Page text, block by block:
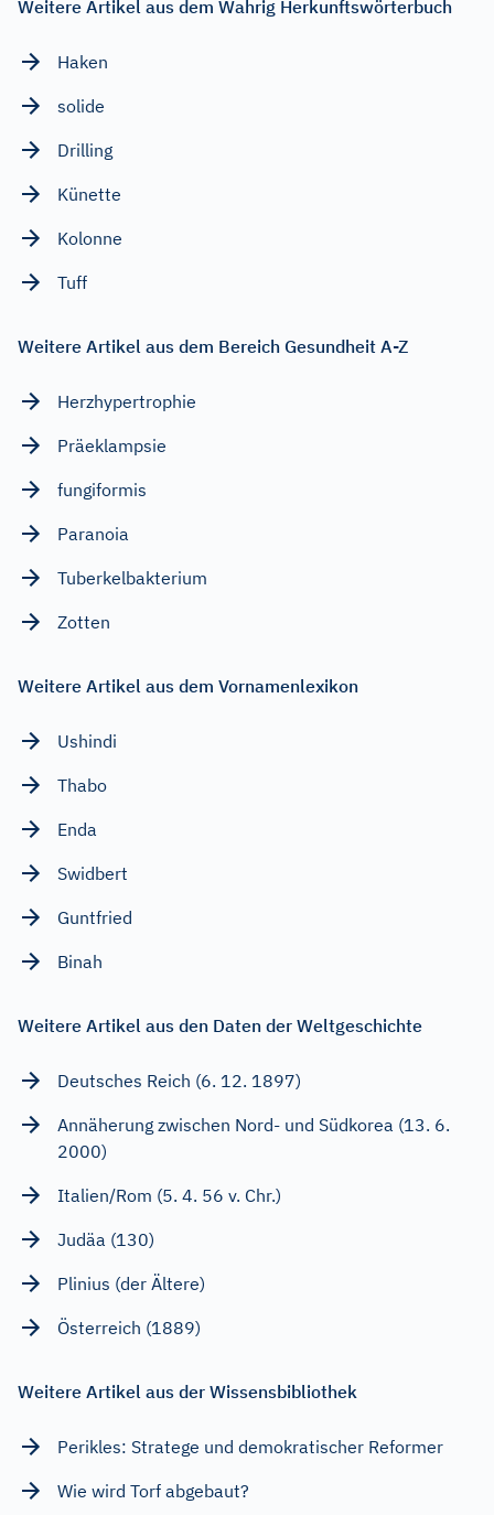
Weitere Artikel aus dem Wahrig Herkunftswörterbuch
Haken
solide
Drilling
Künette
Kolonne
Tuff
Weitere Artikel aus dem Bereich Gesundheit A-Z
Herzhypertrophie
Präeklampsie
fungiformis
Paranoia
Tuberkelbakterium
Zotten
Weitere Artikel aus dem Vornamenlexikon
Ushindi
Thabo
Enda
Swidbert
Guntfried
Binah
Weitere Artikel aus den Daten der Weltgeschichte
Deutsches Reich (6. 12. 1897)
Annäherung zwischen Nord- und Südkorea (13. 6.
2000)
Italien/Rom (5. 4. 56 v. Chr.)
Judäa (130)
Plinius (der Ältere)
Österreich (1889)
Weitere Artikel aus der Wissensbibliothek
Perikles: Stratege und demokratischer Reformer
Wie wird Torf abgebaut?